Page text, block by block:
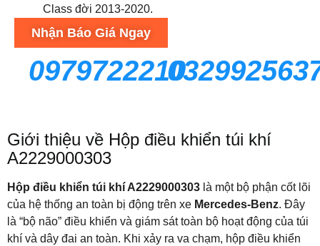
Class đời 2013-2020.
Nhận Báo Giá Ngay
0979722210
Giới thiệu về Hộp điều khiển túi khí
A2229000303
Hộp điều khiển túi khí A2229000303 là một bộ phận cốt lõi
của hệ thống an toàn bị động trên xe Mercedes-Benz. Đây
là “bộ não” điều khiển và giám sát toàn bộ hoạt động của túi
khí và dây đai an toàn. Khi xảy ra va chạm, hộp điều khiển